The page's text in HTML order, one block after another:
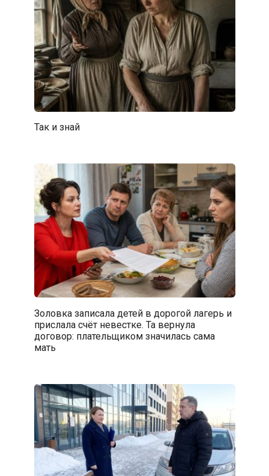
Так и знай
Золовка записала детей в дорогой лагерь и
прислала счёт невестке. Та вернула
договор: плательщиком значилась сама
мать